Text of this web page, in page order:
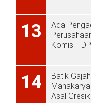
13
Ada
Komisi I
14
Batik
Asal